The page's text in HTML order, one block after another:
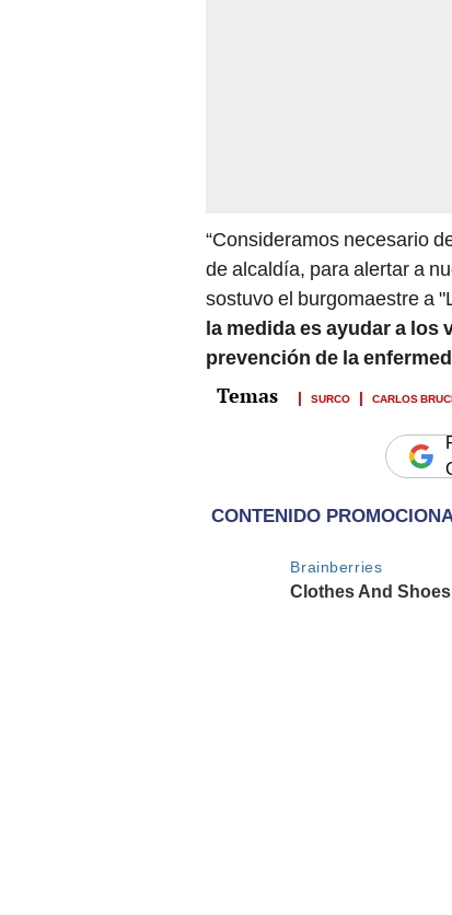
“Consideramos necesario
de alcaldía, para alertar a
sostuvo el burgomaestre a
la medida es ayudar a los
prevención de la
SURCO CARLOS